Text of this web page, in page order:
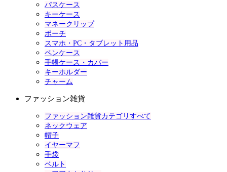
パスケース
キーケース
マネークリップ
ポーチ
スマホ・PC・タブレット用品
ペンケース
手帳ケース・カバー
キーホルダー
チャーム
ファッション雑貨
ファッション雑貨カテゴリすべて
ネックウェア
帽子
イヤーマフ
手袋
ベルト